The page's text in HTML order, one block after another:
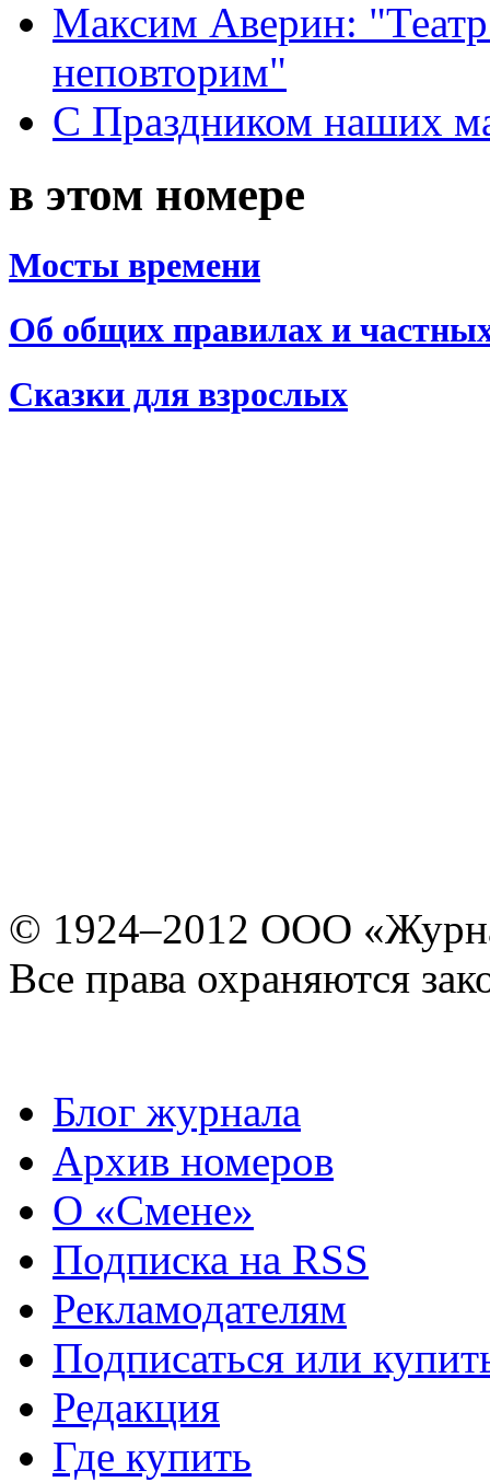
Максим Аверин:
неповторим"
С Праздником наших
в этом номере
Мосты времени
Об общих правилах и
Сказки для взрослых
© 1924–2012 ООО
Все права охраняются
Блог журнала
Архив номеров
О «Смене»
Подписка на RSS
Рекламодателям
Подписаться или
Редакция
Где купить